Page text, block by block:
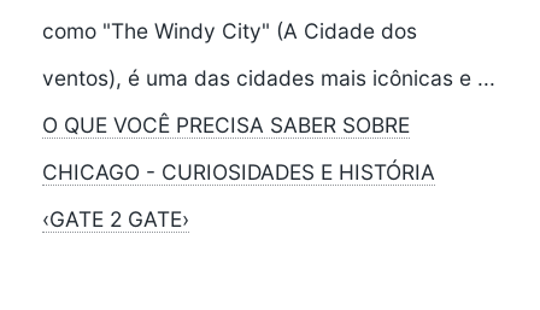
como "The Windy City" (A Cidade dos
ventos), é uma das cidades mais icônicas e ...
O QUE VOCÊ PRECISA SABER SOBRE
CHICAGO - CURIOSIDADES E HISTÓRIA
‹GATE 2 GATE›